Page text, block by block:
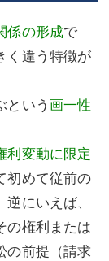
係の形成で
く違う特徴が
という画一性
利変動に限定
初めて従前の
にいえば、
の権利または
の前提（請求